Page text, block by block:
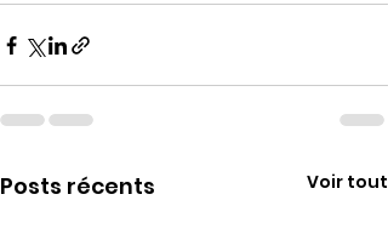
Posts récents Voir tout